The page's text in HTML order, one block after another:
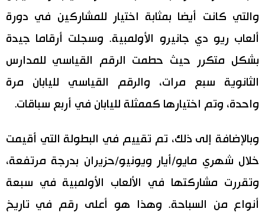
والتي كانت أيضا بمثابة اختيار للمشاركين في دورة
ألعاب ريو دي جانيرو الأولمبية. وسجلت أرقاما جيدة
بشكل متكرر حيث حطمت الرقم القياسي للمدارس
الثانوية سبع مرات، والرقم القياسي لليابان مرة
واحدة، وتم اختيارها كممثلة لليابان في أربع سباقات.
وبالإضافة إلى ذلك، تم تقييم في البطولة التي أقيمت
خلال شهري مايو/أيار ويونيو/حزيران بدرجة مرتفعة،
وتقررت مشاركتها في الألعاب الأولمبية في سبعة
أنواع من السباحة. وهذا هو أعلى رقم في تاريخ